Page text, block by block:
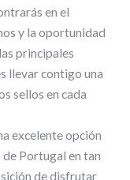
en el
y la oportunidad
principales
llevar contigo una
sellos en cada
excelente opción
Portugal en tan
de disfrutar